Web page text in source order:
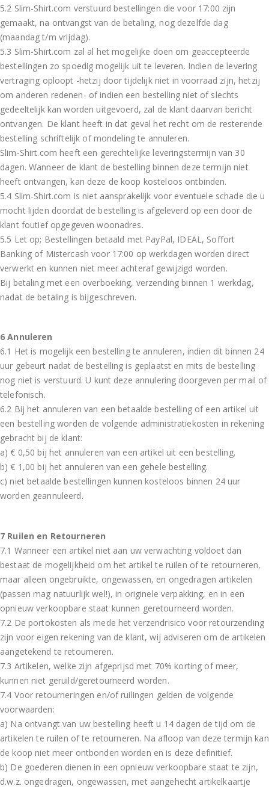
5.2 Slim-Shirt.com verstuurd bestellingen die voor 17:00 zijn
gemaakt, na ontvangst van de betaling, nog dezelfde dag
(maandag t/m vrijdag).
5.3 Slim-Shirt.com zal al het mogelijke doen om geaccepteerde
bestellingen zo spoedig mogelijk uit te leveren. Indien de levering
vertraging oploopt -hetzij door tijdelijk niet in voorraad zijn, hetzij
om anderen redenen- of indien een bestelling niet of slechts
gedeeltelijk kan worden uitgevoerd, zal de klant daarvan bericht
ontvangen. De klant heeft in dat geval het recht om de resterende
bestelling schriftelijk of mondeling te annuleren.
Slim-Shirt.com heeft een gerechtelijke leveringstermijn van 30
dagen. Wanneer de klant de bestelling binnen deze termijn niet
heeft ontvangen, kan deze de koop kosteloos ontbinden.
5.4 Slim-Shirt.com is niet aansprakelijk voor eventuele schade die u
mocht lijden doordat de bestelling is afgeleverd op een door de
klant foutief opgegeven woonadres.
5.5 Let op; Bestellingen betaald met PayPal, IDEAL, Soffort
Banking of Mistercash voor 17:00 op werkdagen worden direct
verwerkt en kunnen niet meer achteraf gewijzigd worden.
Bij betaling met een overboeking, verzending binnen 1 werkdag,
nadat de betaling is bijgeschreven.
6 Annuleren
6.1 Het is mogelijk een bestelling te annuleren, indien dit binnen 24
uur gebeurt nadat de bestelling is geplaatst en mits de bestelling
nog niet is verstuurd. U kunt deze annulering doorgeven per mail of
telefonisch.
6.2 Bij het annuleren van een betaalde bestelling of een artikel uit
een bestelling worden de volgende administratiekosten in rekening
gebracht bij de klant:
a) € 0,50 bij het annuleren van een artikel uit een bestelling.
b) € 1,00 bij het annuleren van een gehele bestelling.
c) niet betaalde bestellingen kunnen kosteloos binnen 24 uur
worden geannuleerd.
7 Ruilen en Retourneren
7.1 Wanneer een artikel niet aan uw verwachting voldoet dan
bestaat de mogelijkheid om het artikel te ruilen of te retourneren,
maar alleen ongebruikte, ongewassen, en ongedragen artikelen
(passen mag natuurlijk wel!), in originele verpakking, en in een
opnieuw verkoopbare staat kunnen geretourneerd worden.
7.2 De portokosten als mede het verzendrisico voor retourzending
zijn voor eigen rekening van de klant, wij adviseren om de artikelen
aangetekend te retourneren.
7.3 Artikelen, welke zijn afgeprijsd met 70% korting of meer,
kunnen niet geruild/geretourneerd worden.
7.4 Voor retourneringen en/of ruilingen gelden de volgende
voorwaarden:
a) Na ontvangt van uw bestelling heeft u 14 dagen de tijd om de
artikelen te ruilen of te retourneren. Na afloop van deze termijn kan
de koop niet meer ontbonden worden en is deze definitief.
b) De goederen dienen in een opnieuw verkoopbare staat te zijn,
d.w.z. ongedragen, ongewassen, met aangehecht artikelkaartje